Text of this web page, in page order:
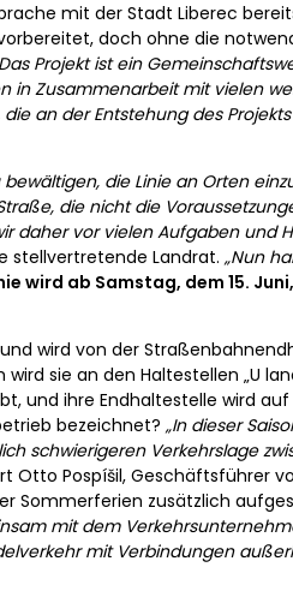
mit der Stadt Liberec
doch ohne die
Projekt ist ein
in Zusammenarbeit mit vielen
an der Entstehung des
bewältigen, die Linie an Orten
die nicht die
daher vor vielen Aufgaben und
stellvertretende Landrat. „Nun
wird ab Samstag, dem 15.
wird von der
sie an den Haltestellen „U
und ihre Endhaltestelle wird
bezeichnet? „In dieser
schwierigeren Verkehrslage
Otto Pospíšil, Geschäftsführer
Sommerferien zusätzlich
mit dem
mit Verbindungen